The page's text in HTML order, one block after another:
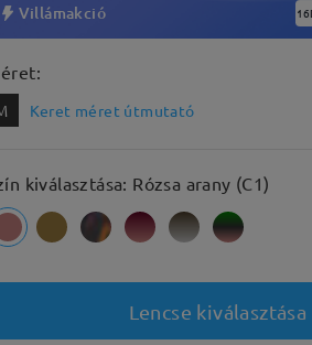
Villámakció 16
Keret méret útmutató
kiválasztása: Rózsa arany (C1)
Lencse kiválasztása